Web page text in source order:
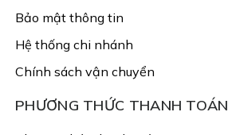
Bảo mật thông tin
Hệ thống chi nhánh
Chính sách vận chuyển
PHƯƠNG THỨC THANH TOÁN